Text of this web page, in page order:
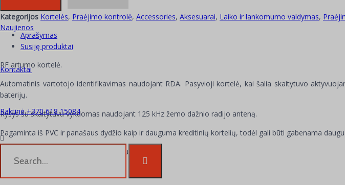
Naujienos
Kontaktai
Raktinė +370 618 15084
CARD-
50P
Kategorijos Kortelės, Praėjimo kontrolė, Accessories, Aksesuarai, Laiko ir lankomumo valdymas,
Aprašymas
Susiję produktai
RF artumo kortelė.
Automatinis vartotojo identifikavimas naudojant RDA. Pasyvioji kortelė, kai šalia skaitytuvo
baterijų.
Ryšys su skaitytuvu vykdomas naudojant 125 kHz žemo dažnio radijo anteną.
Pagaminta iš PVC ir panašaus dydžio kaip ir dauguma kreditinių kortelių, todėl gali būti gabenama
Tinka pritaikyti naudojant kortelių spausdintuvą.